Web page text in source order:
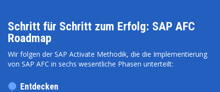
Schritt für Schritt zum Erfolg: SAP AFC
Roadmap
Wir folgen der SAP Activate Methodik, die die Implementierung
von SAP AFC in sechs wesentliche Phasen unterteilt:
Entdecken